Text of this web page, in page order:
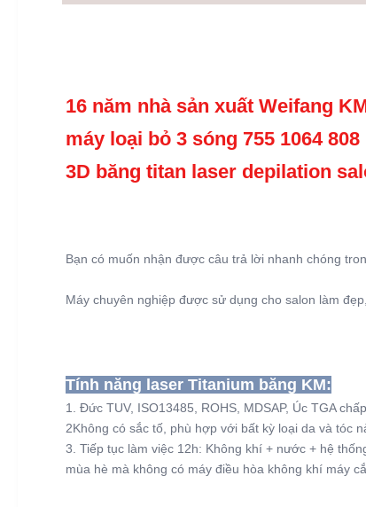
16 năm nhà sản xuất Weifang
máy loại bỏ 3 sóng 755 1064
3D băng titan laser depilation
Bạn có muốn nhận được câu trả lời nhanh chóng
Máy chuyên nghiệp được sử dụng cho salon làm
Tính năng laser Titanium băng KM:
1. Đức TUV, ISO13485, ROHS, MDSAP, Úc TGA
2Không có sắc tố, phù hợp với bất kỳ loại da và tóc
3. Tiếp tục làm việc 12h: Không khí + nước + hệ
mùa hè mà không có máy điều hòa không khí máy